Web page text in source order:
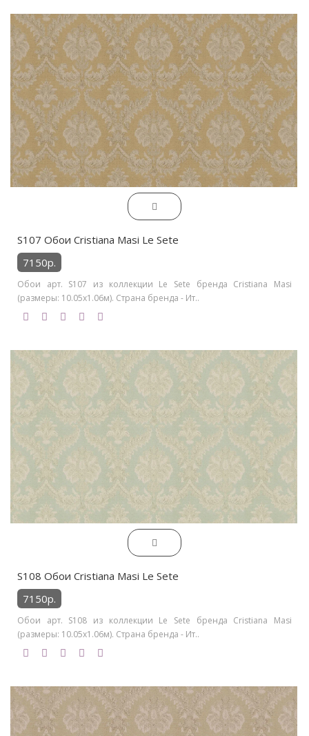
S107 Обои Cristiana Masi Le Sete
7150р.
Обои арт. S107 из коллекции Le Sete бренда Cristiana Masi
(размеры: 10.05х1.06м). Страна бренда - Ит..
S108 Обои Cristiana Masi Le Sete
7150р.
Обои арт. S108 из коллекции Le Sete бренда Cristiana Masi
(размеры: 10.05х1.06м). Страна бренда - Ит..